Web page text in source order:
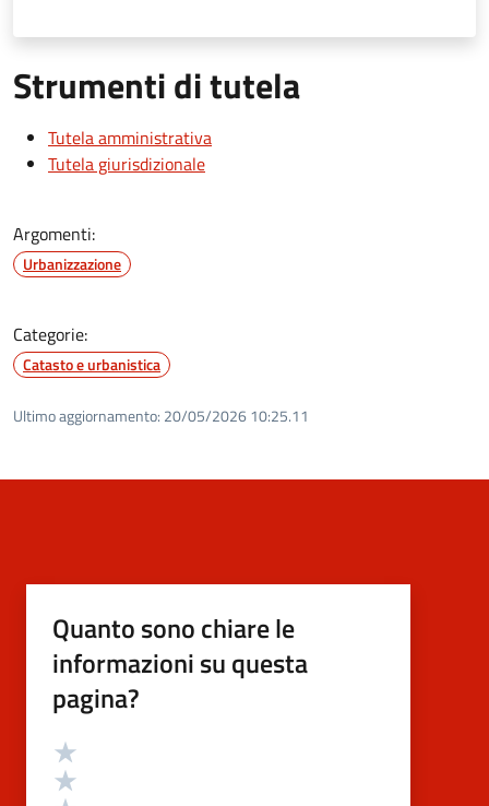
Strumenti di tutela
Tutela amministrativa
Tutela giurisdizionale
Argomenti:
Urbanizzazione
Categorie:
Catasto e urbanistica
Ultimo aggiornamento: 20/05/2026 10:25.11
Quanto sono chiare le
informazioni su questa
pagina?
Valutazione